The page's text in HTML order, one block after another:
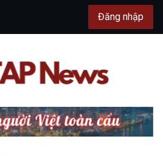
Đăng nhập